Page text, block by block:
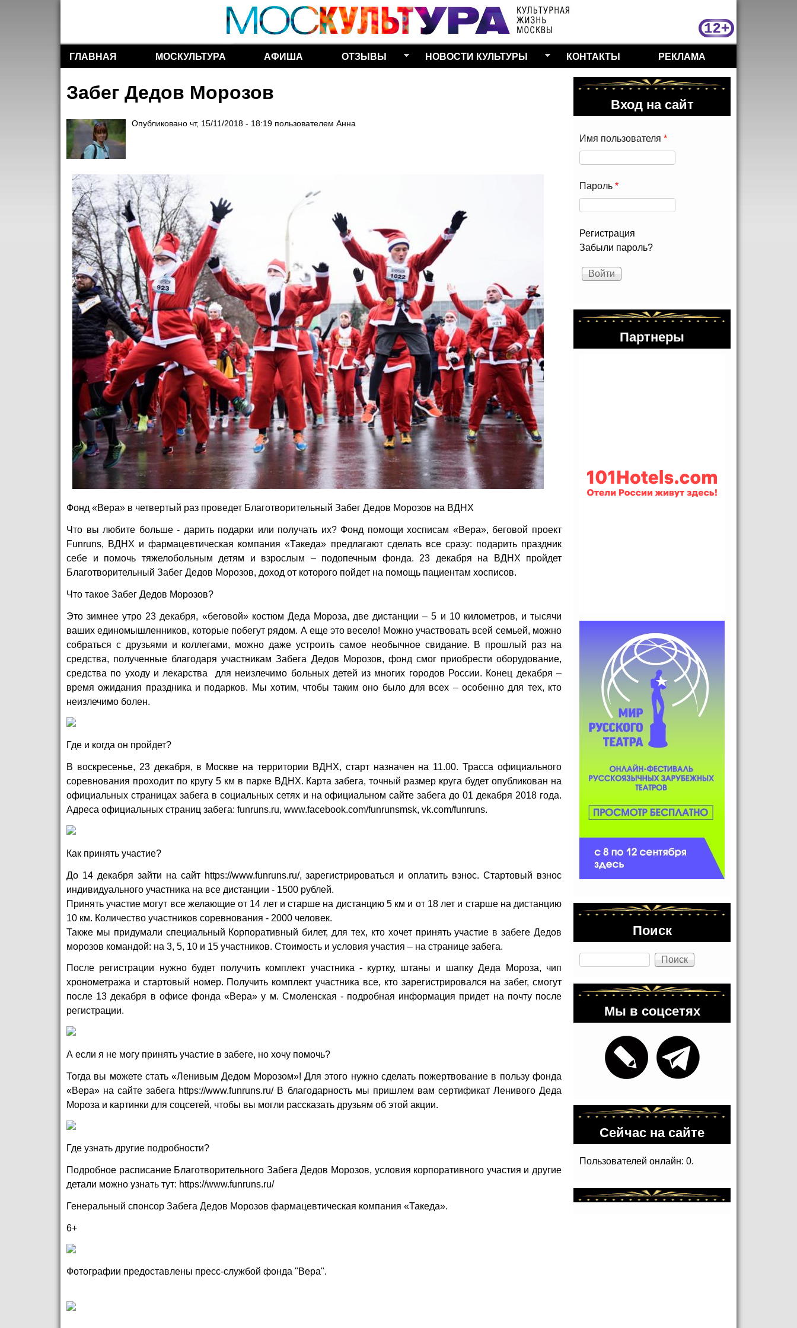
Перейти к основному
содержанию
Разделы сайта
ГЛАВНАЯ МОСКУЛЬТУРА АФИША ОТЗЫВЫ НОВОСТИ КУЛЬТУРЫ КОНТАКТЫ РЕКЛАМА
Забег Дедов Морозов
Опубликовано чт, 15/11/2018 - 18:19 пользователем Анна
Фонд «Вера» в четвертый раз проведет Благотворительный Забег Дедов Морозов на ВДНХ
Что вы любите больше - дарить подарки или получать их? Фонд помощи хосписам «Вера», беговой проект
Funruns, ВДНХ и фармацевтическая компания «Такеда» предлагают сделать все сразу: подарить праздник
себе и помочь тяжелобольным детям и взрослым – подопечным фонда. 23 декабря на ВДНХ пройдет
Благотворительный Забег Дедов Морозов, доход от которого пойдет на помощь пациентам хосписов.
Что такое Забег Дедов Морозов?
Это зимнее утро 23 декабря, «беговой» костюм Деда Мороза, две дистанции – 5 и 10 километров, и тысячи
ваших единомышленников, которые побегут рядом. А еще это весело! Можно участвовать всей семьей, можно
собраться с друзьями и коллегами, можно даже устроить самое необычное свидание. В прошлый раз на
средства, полученные благодаря участникам Забега Дедов Морозов, фонд смог приобрести оборудование,
средства по уходу и лекарства для неизлечимо больных детей из многих городов России. Конец декабря –
время ожидания праздника и подарков. Мы хотим, чтобы таким оно было для всех – особенно для тех, кто
неизлечимо болен.
Где и когда он пройдет?
В воскресенье, 23 декабря, в Москве на территории ВДНХ, старт назначен на 11.00. Трасса официального
соревнования проходит по кругу 5 км в парке ВДНХ. Карта забега, точный размер круга будет опубликован на
официальных страницах забега в социальных сетях и на официальном сайте забега до 01 декабря 2018 года.
Адреса официальных страниц забега: funruns.ru, www.facebook.com/funrunsmsk, vk.com/funruns.
Как принять участие?
До 14 декабря зайти на сайт https://www.funruns.ru/, зарегистрироваться и оплатить взнос. Стартовый взнос
индивидуального участника на все дистанции - 1500 рублей.
Принять участие могут все желающие от 14 лет и старше на дистанцию 5 км и от 18 лет и старше на дистанцию
10 км. Количество участников соревнования - 2000 человек.
Также мы придумали специальный Корпоративный билет, для тех, кто хочет принять участие в забеге Дедов
морозов командой: на 3, 5, 10 и 15 участников. Стоимость и условия участия – на странице забега.
После регистрации нужно будет получить комплект участника - куртку, штаны и шапку Деда Мороза, чип
хронометража и стартовый номер. Получить комплект участника все, кто зарегистрировался на забег, смогут
после 13 декабря в офисе фонда «Вера» у м. Смоленская - подробная информация придет на почту после
регистрации.
А если я не могу принять участие в забеге, но хочу помочь?
Тогда вы можете стать «Ленивым Дедом Морозом»! Для этого нужно сделать пожертвование в пользу фонда
«Вера» на сайте забега https://www.funruns.ru/В благодарность мы пришлем вам сертификат Ленивого Деда
Мороза и картинки для соцсетей, чтобы вы могли рассказать друзьям об этой акции.
Где узнать другие подробности?
Подробное расписание Благотворительного Забега Дедов Морозов, условия корпоративного участия и другие
детали можно узнать тут: https://www.funruns.ru/
Генеральный спонсор Забега Дедов Морозов фармацевтическая компания «Такеда».
6+
Фотографии предоставлены пресс-службой фонда "Вера".
Вход на сайт
Имя пользователя *
Пароль *
Регистрация
Забыли пароль?
Партнеры
Поиск
Поиск
Мы в соцсетях
Сейчас на сайте
Пользователей онлайн: 0.